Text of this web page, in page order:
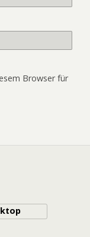
Browser für